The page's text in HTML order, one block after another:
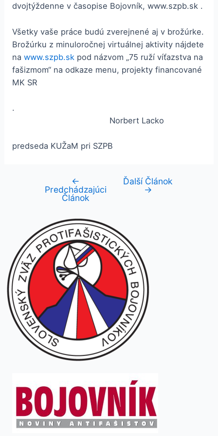
dvojtýždenne v časopise Bojovník, www.szpb.sk .
Všetky vaše práce budú zverejnené aj v brožúrke.
Brožúrku z minuloročnej virtuálnej aktivity nájdete
nawww.szpb.sk pod názvom „75 ruží víťazstva na
fašizmom“ na odkaze menu, projekty financované
MK SR
.
Norbert Lacko
predseda KUŽaM pri SZPB
←
Predchádzajúci
Článok
Ďalší Článok
→